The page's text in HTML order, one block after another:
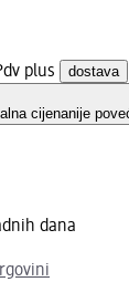
plus dostava
cijenanije
dana